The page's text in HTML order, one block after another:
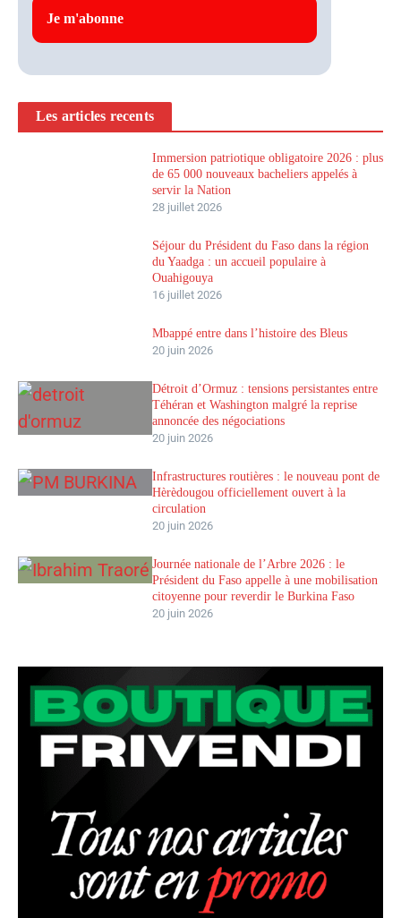
Les articles recents
Immersion patriotique obligatoire 2026 : plus
de 65 000 nouveaux bacheliers appelés à
servir la Nation
28 juillet 2026
Séjour du Président du Faso dans la région
du Yaadga : un accueil populaire à
Ouahigouya
16 juillet 2026
Mbappé entre dans l’histoire des Bleus
20 juin 2026
Détroit d’Ormuz : tensions persistantes entre
Téhéran et Washington malgré la reprise
annoncée des négociations
20 juin 2026
Infrastructures routières : le nouveau pont de
Hèrèdougou officiellement ouvert à la
circulation
20 juin 2026
Journée nationale de l’Arbre 2026 : le
Président du Faso appelle à une mobilisation
citoyenne pour reverdir le Burkina Faso
20 juin 2026